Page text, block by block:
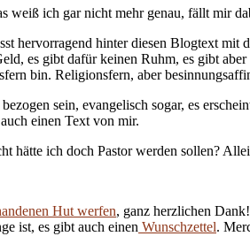
weiß ich gar nicht mehr genau, fällt mir
hervorragend hinter diesen Blogtext
es gibt dafür keinen Ruhm, es gibt
bin. Religionsfern, aber
sein, evangelisch sogar, es
einen Text von mir.
hätte ich doch Pastor werden sollen?
Hut werfen, ganz herzlichen
ist, es gibt auch einen Wunschzettel.